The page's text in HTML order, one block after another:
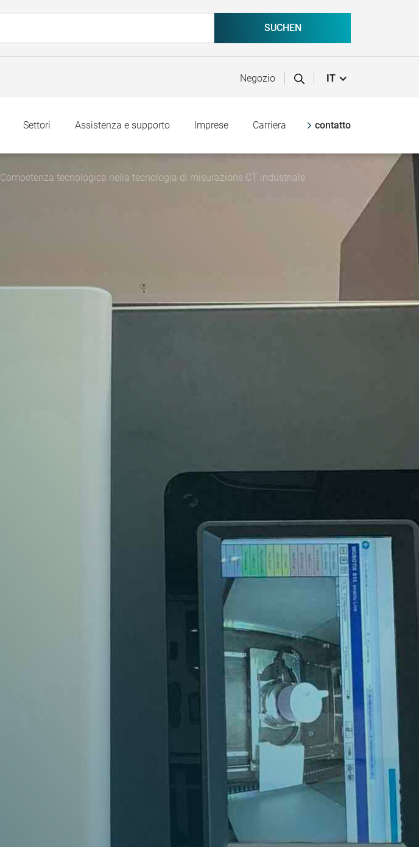
Negozio IT
Settori Assistenza e supporto Imprese Carriera contatto
Competenza tecnologica nella tecnologia di misurazione CT industriale